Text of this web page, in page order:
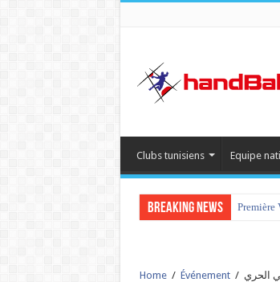
Clubs tunisiens Equipe
Breaking News
Home / Événement /